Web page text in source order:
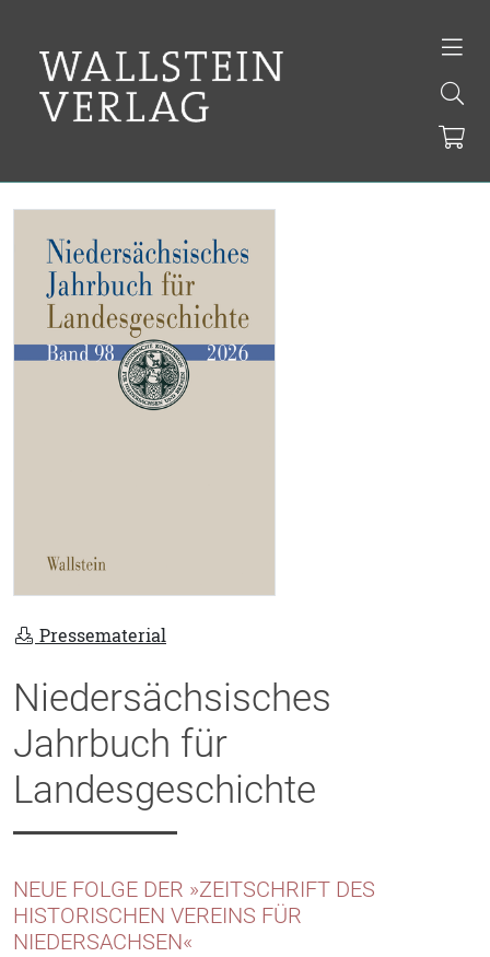
Pressematerial
Niedersächsisches
Jahrbuch für
Landesgeschichte
NEUE FOLGE DER »ZEITSCHRIFT DES
HISTORISCHEN VEREINS FÜR
NIEDERSACHSEN«